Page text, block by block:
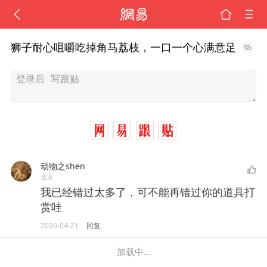
狮子耐心咀嚼吃掉角马荔枝，一口一个心满意足
动物之shen
北京
我已经错过太多了，可不能再错过你的道具打
赏哇
2026-04-21 回复
加载中...